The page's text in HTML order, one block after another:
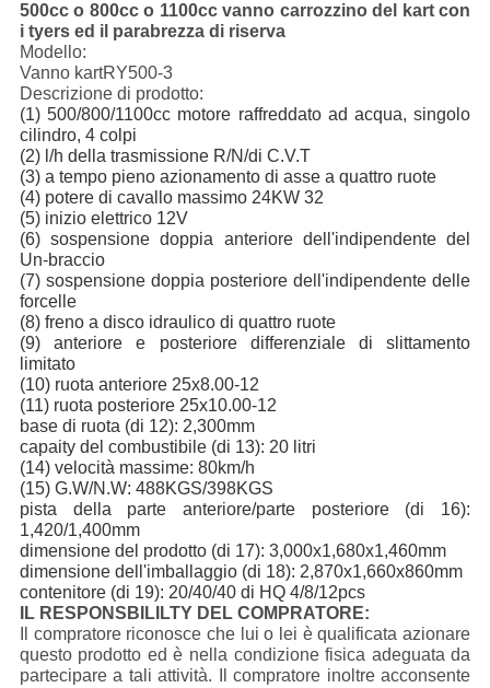
500cc o 800cc o 1100cc vanno carrozzino del kart con
i tyers ed il parabrezza di riserva
Modello:
Vanno kartRY500-3
Descrizione di prodotto:
(1) 500/800/1100cc motore raffreddato ad acqua, singolo
cilindro, 4 colpi
(2) l/h della trasmissione R/N/di C.V.T
(3) a tempo pieno azionamento di asse a quattro ruote
(4) potere di cavallo massimo 24KW 32
(5) inizio elettrico 12V
(6) sospensione doppia anteriore dell'indipendente del
Un-braccio
(7) sospensione doppia posteriore dell'indipendente delle
forcelle
(8) freno a disco idraulico di quattro ruote
(9) anteriore e posteriore differenziale di slittamento
limitato
(10) ruota anteriore 25x8.00-12
(11) ruota posteriore 25x10.00-12
base di ruota (di 12): 2,300mm
capaity del combustibile (di 13): 20 litri
(14) velocità massime: 80km/h
(15) G.W/N.W: 488KGS/398KGS
pista della parte anteriore/parte posteriore (di 16):
1,420/1,400mm
dimensione del prodotto (di 17): 3,000x1,680x1,460mm
dimensione dell'imballaggio (di 18): 2,870x1,660x860mm
contenitore (di 19): 20/40/40 di HQ 4/8/12pcs
IL RESPONSBILILTY DEL COMPRATORE:
Il compratore riconosce che lui o lei è qualificata azionare
questo prodotto ed è nella condizione fisica adeguata da
partecipare a tali attività. Il compratore inoltre acconsente